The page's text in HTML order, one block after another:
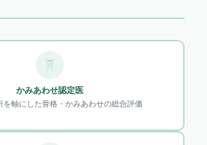
かみあわせ認定医
を軸にした骨格・かみあわせの総合評価